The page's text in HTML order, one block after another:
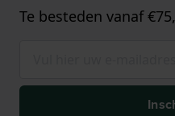
Te besteden vanaf